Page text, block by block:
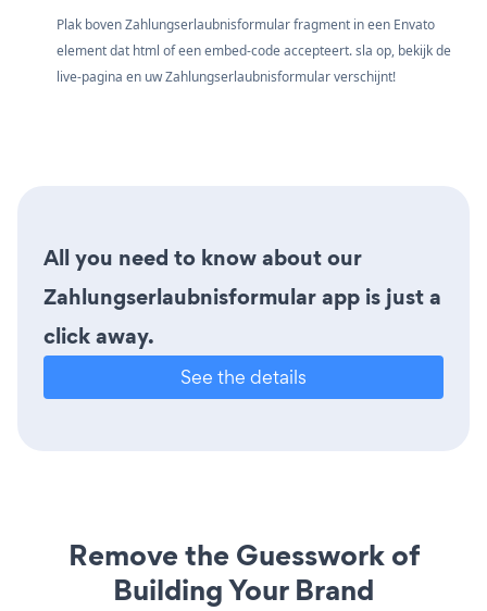
Plak boven Zahlungserlaubnisformular fragment in een Envato
element dat html of een embed-code accepteert. sla op, bekijk de
live-pagina en uw Zahlungserlaubnisformular verschijnt!
All you need to know about our
Zahlungserlaubnisformular app is just a
click away.
See the details
Remove the Guesswork of
Building Your Brand